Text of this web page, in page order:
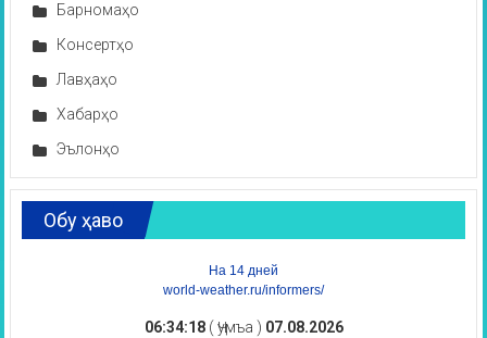
Барномаҳо
Консертҳо
Лавҳаҳо
Хабарҳо
Эълонҳо
Обу ҳаво
На 14 дней
world-weather.ru/informers/
06:34:18( Ҷумъа ) 07.08.2026